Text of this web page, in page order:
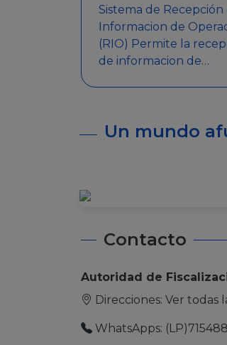
Sistema de Recepción
Informacion de
(RIO) Permite la
de informacion de
significativos, entre
Un mundo
Contacto
Autoridad de
Direcciones: Ver todas
WhatsApps: